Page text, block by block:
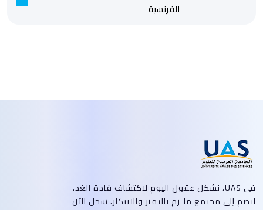
الفرنسية
في UAS، نشكل عقول اليوم لاكتشاف قادة الغد.
انضم إلى مجتمع ملتزم بالتميز والابتكار. سجل الآن